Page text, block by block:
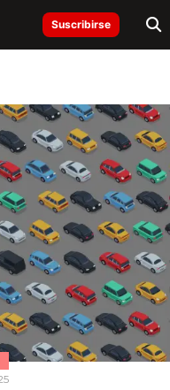
Suscribirse